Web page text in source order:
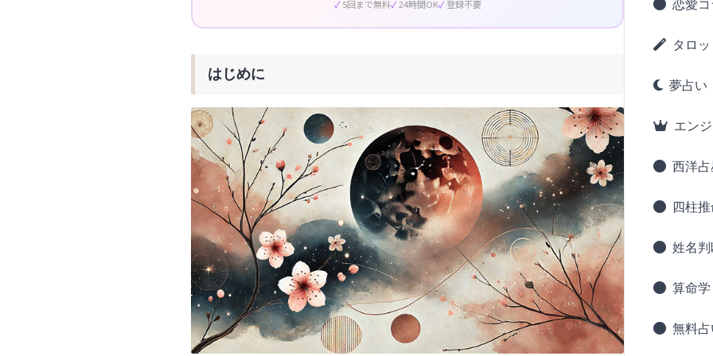
5回まで無料 24時間OK 登録不要
はじめに
恋愛
タロ
夢占い
エン
西洋
四柱
姓名判
算命学
無料占